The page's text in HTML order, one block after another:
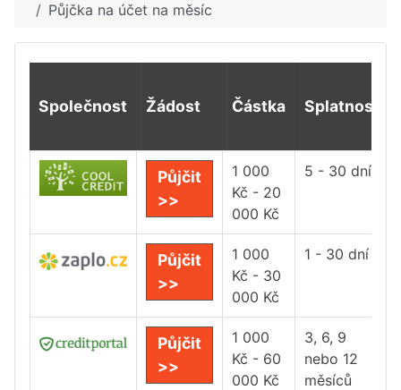
Půjčka na účet na měsíc
Společnost Žádost Částka Splatnost
Půjčit
>>
1 000
Kč - 20
000 Kč
5 - 30 dní
Půjčit
>>
1 000
Kč - 30
000 Kč
1 - 30 dní
Půjčit
>>
1 000
Kč - 60
000 Kč
3, 6, 9
nebo 12
měsíců